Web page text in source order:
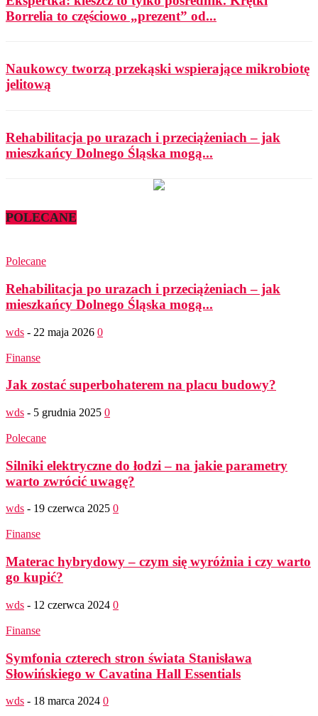
Borrelia to częściowo „prezent” od...
Naukowcy tworzą przekąski wspierające mikrobiotę
jelitową
Rehabilitacja po urazach i przeciążeniach – jak
mieszkańcy Dolnego Śląska mogą...
POLECANE
Polecane
Rehabilitacja po urazach i przeciążeniach – jak
mieszkańcy Dolnego Śląska mogą...
wds - 22 maja 2026 0
Finanse
Jak zostać superbohaterem na placu budowy?
wds - 5 grudnia 2025 0
Polecane
Silniki elektryczne do łodzi – na jakie parametry
warto zwrócić uwagę?
wds - 19 czerwca 2025 0
Finanse
Materac hybrydowy – czym się wyróżnia i czy warto
go kupić?
wds - 12 czerwca 2024 0
Finanse
Symfonia czterech stron świata Stanisława
Słowińskiego w Cavatina Hall Essentials
wds - 18 marca 2024 0